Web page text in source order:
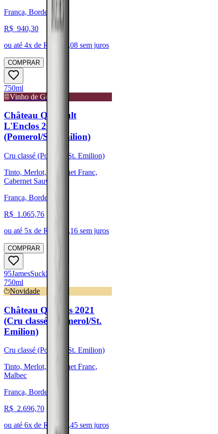
França, Bordeaux
R$ 940,30
ou até 4x de R$ 235,08 sem juros
COMPRAR
750ml
Vinho de Guarda
Château Quinault
L'Enclos 2008
(Pomerol/St. Emilion)
Cru classé (Pomerol/St. Emilion)
Tinto, Merlot, Cabernet Franc,
Cabernet Sauvignon
França, Bordeaux
R$ 1.065,76
ou até 5x de R$ 213,16 sem juros
COMPRAR
95JamesSuckling
750ml
Novidade
Château Quintus 2021
(Cru classé - Pomerol/St.
Emilion)
Cru classé (Pomerol/St. Emilion)
Tinto, Merlot, Cabernet Franc,
Malbec
França, Bordeaux
R$ 2.696,70
ou até 6x de R$ 449,45 sem juros